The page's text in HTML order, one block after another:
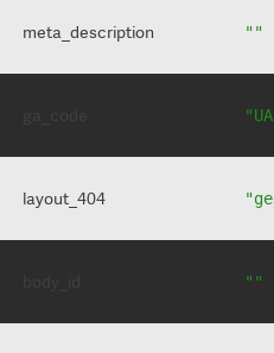
meta_description ""
layout_404
""